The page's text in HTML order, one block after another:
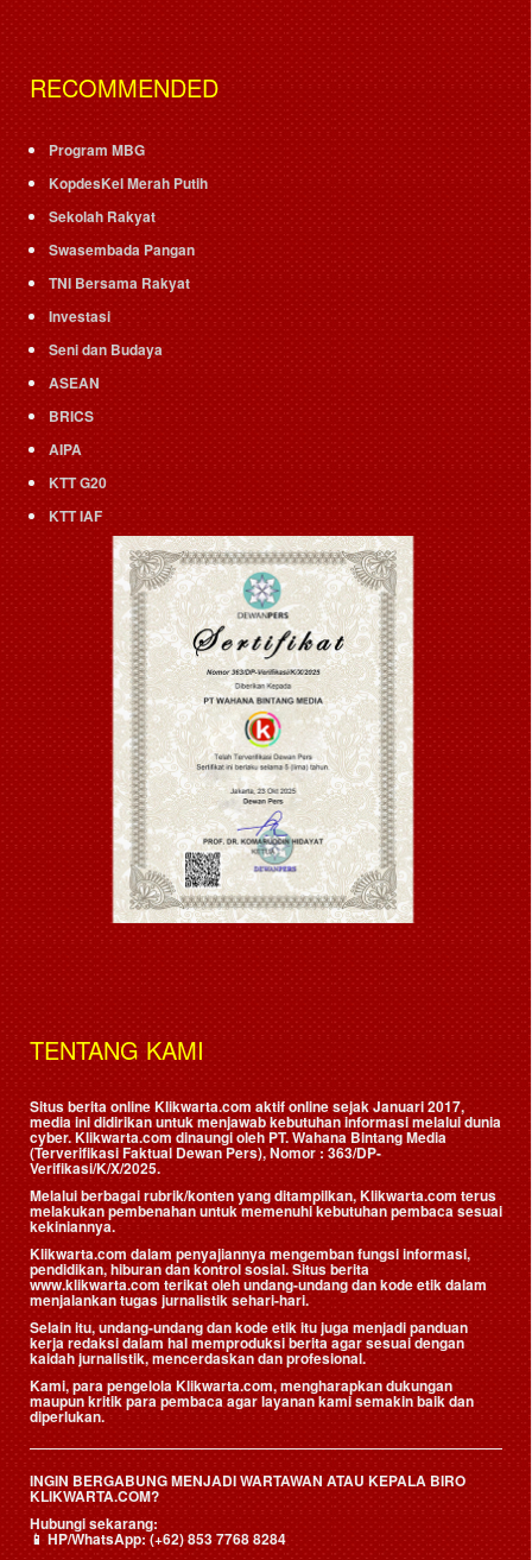
RECOMMENDED
Program MBG
KopdesKel Merah Putih
Sekolah Rakyat
Swasembada Pangan
TNI Bersama Rakyat
Investasi
Seni dan Budaya
ASEAN
BRICS
AIPA
KTT G20
KTT IAF
TENTANG KAMI
Situs berita online Klikwarta.com aktif online sejak Januari 2017,
media ini didirikan untuk menjawab kebutuhan informasi melalui dunia
cyber. Klikwarta.com dinaungi oleh PT. Wahana Bintang Media
(Terverifikasi Faktual Dewan Pers), Nomor : 363/DP-
Verifikasi/K/X/2025.
Melalui berbagai rubrik/konten yang ditampilkan, Klikwarta.com terus
melakukan pembenahan untuk memenuhi kebutuhan pembaca sesuai
kekiniannya.
Klikwarta.com dalam penyajiannya mengemban fungsi informasi,
pendidikan, hiburan dan kontrol sosial. Situs berita
www.klikwarta.com terikat oleh undang-undang dan kode etik dalam
menjalankan tugas jurnalistik sehari-hari.
Selain itu, undang-undang dan kode etik itu juga menjadi panduan
kerja redaksi dalam hal memproduksi berita agar sesuai dengan
kaidah jurnalistik, mencerdaskan dan profesional.
Kami, para pengelola Klikwarta.com, mengharapkan dukungan
maupun kritik para pembaca agar layanan kami semakin baik dan
diperlukan.
INGIN BERGABUNG MENJADI WARTAWAN ATAU KEPALA BIRO
KLIKWARTA.COM?
Hubungi sekarang:
📱HP/WhatsApp:(+62) 853 7768 8284